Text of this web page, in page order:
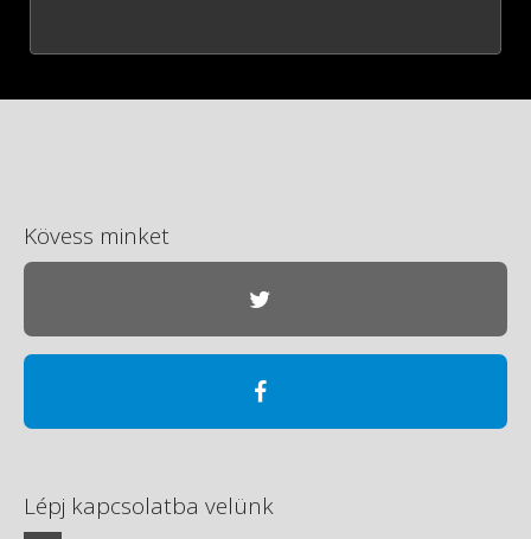
Kövess minket
Lépj kapcsolatba velünk